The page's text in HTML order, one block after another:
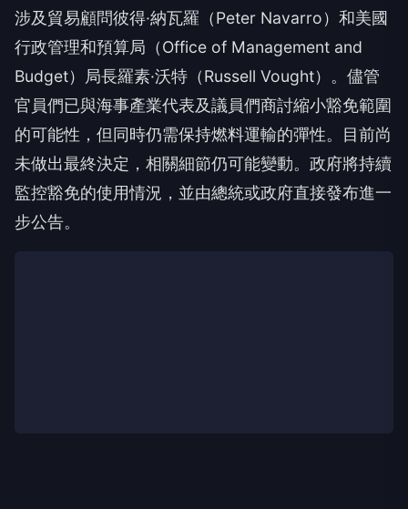
涉及貿易顧問彼得·納瓦羅（Peter Navarro）和美國
行政管理和預算局（Office of Management and
Budget）局長羅素·沃特（Russell Vought）。儘管
官員們已與海事產業代表及議員們商討縮小豁免範圍
的可能性，但同時仍需保持燃料運輸的彈性。目前尚
未做出最終決定，相關細節仍可能變動。政府將持續
監控豁免的使用情況，並由總統或政府直接發布進一
步公告。